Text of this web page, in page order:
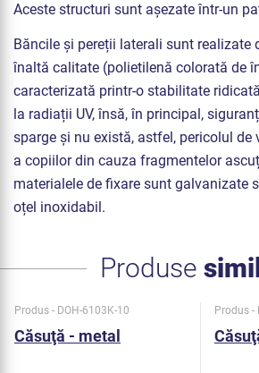
Aceste structuri sunt așezate într-un
Băncile și pereții laterali sunt realizate
înaltă calitate (polietilenă colorată de
caracterizată printr-o stabilitate
la radiații UV, însă, în principal,
sparge și nu există, astfel, pericolul de
a copiilor din cauza fragmentelor
materialele de fixare sunt galvanizate
oțel inoxidabil.
Produse
Produs - DOH-6103K-10
Căsuţă - metal
Produs -